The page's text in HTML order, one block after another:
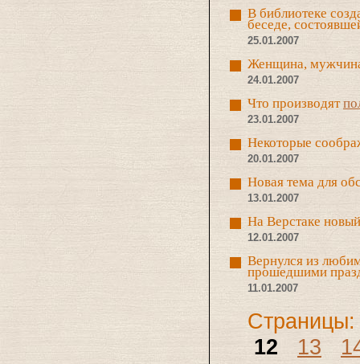
В библиотеке
беседе,
25.01.2007
Женщина,
24.01.2007
Что производят
23.01.2007
Некоторые
20.01.2007
Новая тема для
13.01.2007
На Верстаке
12.01.2007
Вернулся из
прошедшими
11.01.2007
Страницы:
12
13